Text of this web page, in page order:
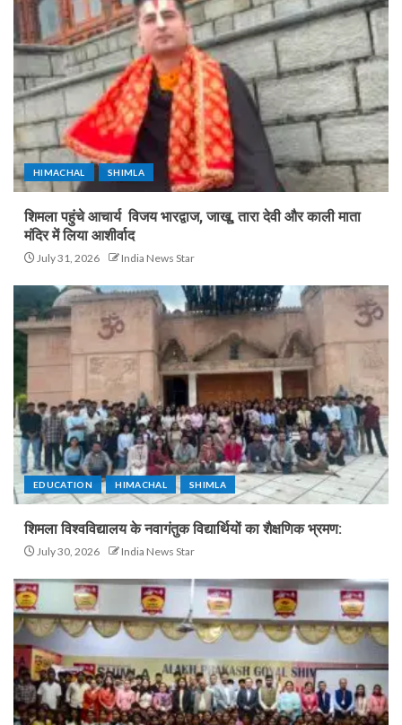
HIMACHAL SHIMLA
शिमला पहुंचे आचार्य विजय भारद्वाज, जाखू, तारा देवी और काली माता
मंदिर में लिया आशीर्वाद
July 31, 2026 India News Star
EDUCATION HIMACHAL SHIMLA
शिमला विश्वविद्यालय के नवागंतुक विद्यार्थियों का शैक्षणिक भ्रमण:
July 30, 2026 India News Star